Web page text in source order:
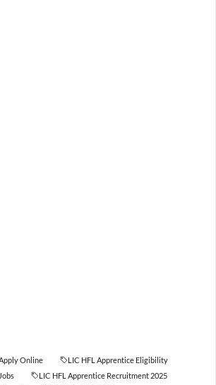
Online
LIC HFL Apprentice Eligibility
LIC HFL Apprentice Recruitment 2025